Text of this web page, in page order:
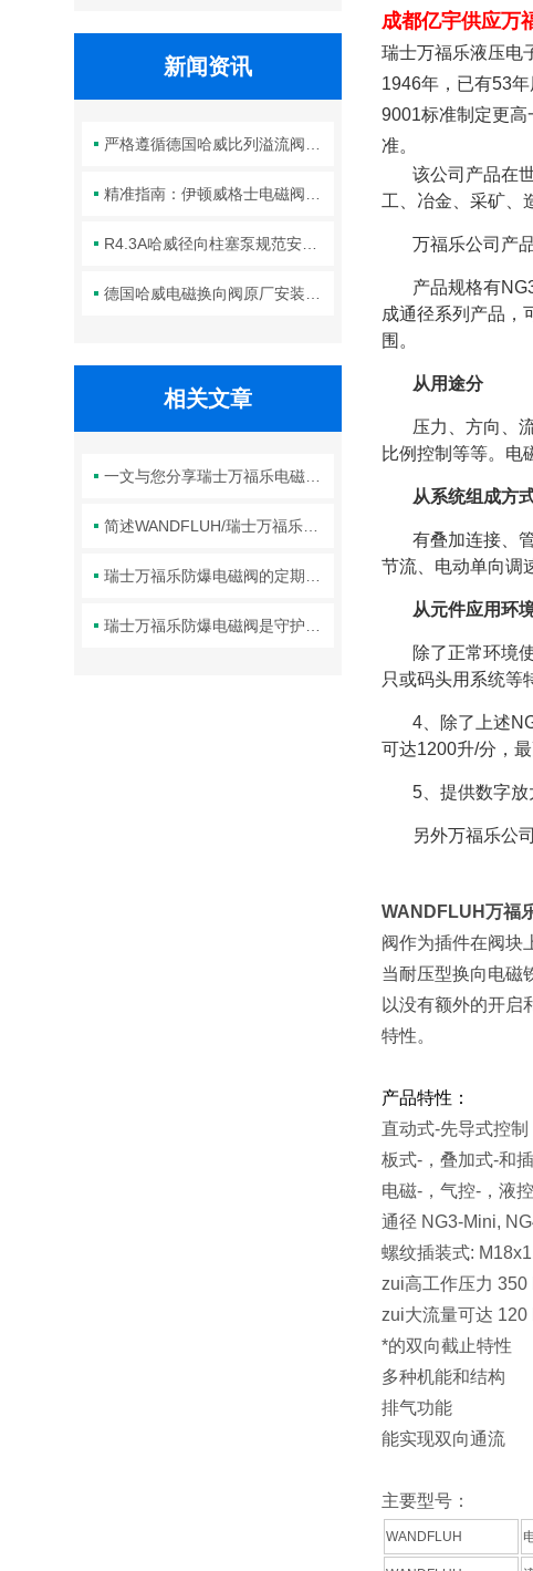
新闻资讯
相关文章
成都亿宇供应万
瑞士万福乐液压电
1946年，已有53
9001标准制定更
准。
该公司产品在
工、冶金、采矿、
万福乐公司产
产品规格有
成通径系列产品，
围。
从用途分
压力
、方向、
比例控制等等。电
从系统组成方
有叠加连接、
节流、电动单向调
从元件应用环
除了正常环境
只或码头用系统等
4、除了上述
可达1200升/分，
5、提供数字放
另外万福乐公
WANDFLUH万福
阀作为插件在阀块
当耐压型换向电磁
以没有额外的开启
特性。
产品特性：
直动式-先导式控制
板式-，叠加式-和
电磁-，气控-，液
通径 NG3-Mini,
螺纹插装式:
zui高工作压力 350
zui大流量可达 120
*的双向截止特性
多种机能和结构
排气功能
能实现双向通流
主要型号：
WANDFLUH